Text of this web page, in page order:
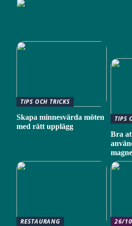
TIPS OCH TRICKS
Skapa minnesvärda möten
med rätt upplägg
TIPS
Bra
RESTAURANG
26/